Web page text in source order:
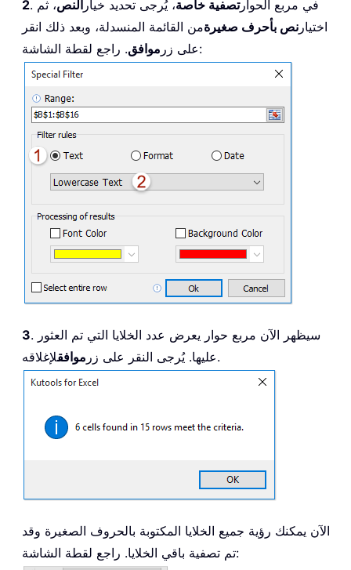
2 . في مربع الحوارتصفية خاصة، يُرجى تحديد خيار النص، ثم
اختيار نص بأحرف صغيرةمن القائمة المنسدلة، وبعد ذلك انقر
على زر موافق . راجع لقطة الشاشة:
3. سيظهر الآن مربع حوار يعرض عدد الخلايا التي تم العثور
عليها. يُرجى النقر على زر موافق لإغلاقه.
الآن يمكنك رؤية جميع الخلايا المكتوبة بالحروف الصغيرة وقد
تم تصفية باقي الخلايا. راجع لقطة الشاشة: